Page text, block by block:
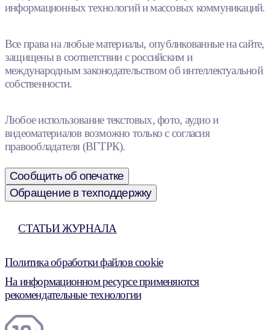
информационных технологий и массовых коммуникаций.
Все права на любые материалы, опубликованные на сайте,
защищены в соответствии с российским и
международным законодательством об интеллектуальной
собственности.
Любое использование текстовых, фото, аудио и
видеоматериалов возможно только с согласия
правообладателя (ВГТРК).
Сообщить об опечатке
Обращение в техподдержку
СТАТЬИ ЖУРНАЛА
Политика обработки файлов cookie
На информационном ресурсе применяются
рекомендательные технологии